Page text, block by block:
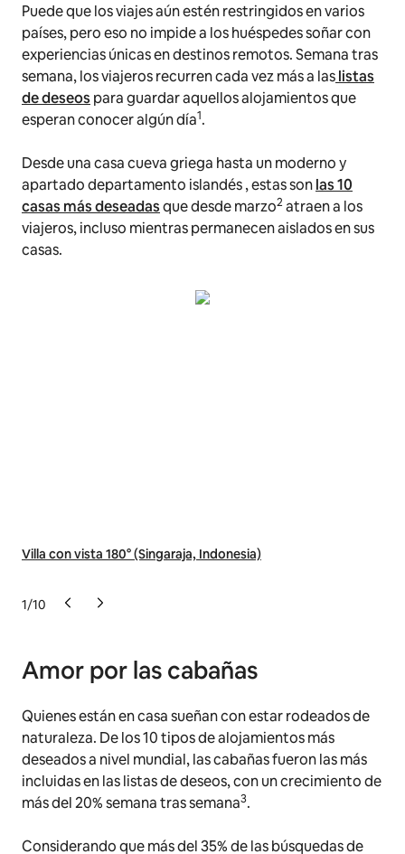
Puede que los viajes aún estén restringidos en varios
países, pero eso no impide a los huéspedes soñar con
experiencias únicas en destinos remotos. Semana tras
semana, los viajeros recurren cada vez más a laslistas
de deseos para guardar aquellos alojamientos que
esperan conocer algún día1.
Desde una casa cueva griega hasta un moderno y
apartado departamento islandés , estas sonlas 10
casas más deseadasque desde marzo2 atraen a los
viajeros, incluso mientras permanecen aislados en sus
casas.
Villa con vista 180° (Singaraja, Indonesia)
1/10
Amor por las cabañas
Quienes están en casa sueñan con estar rodeados de
naturaleza. De los 10 tipos de alojamientos más
deseados a nivel mundial, las cabañas fueron las más
incluidas en las listas de deseos, con un crecimiento de
más del 20% semana tras semana3.
Considerando que más del 35% de las búsquedas de